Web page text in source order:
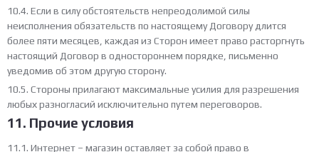
10.4. Если в силу обстоятельств непреодолимой силы
неисполнения обязательств по настоящему Договору длится
более пяти месяцев, каждая из Сторон имеет право расторгнуть
настоящий Договор в одностороннем порядке, письменно
уведомив об этом другую сторону.
10.5. Стороны прилагают максимальные усилия для разрешения
любых разногласий исключительно путем переговоров.
11. Прочие условия
11.1. Интернет – магазин оставляет за собой право в